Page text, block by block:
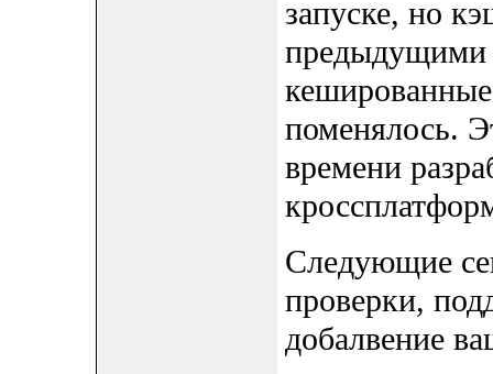
запуске, но
предыдущими
поменялось.
времени
Следующие
проверки,
добалвение